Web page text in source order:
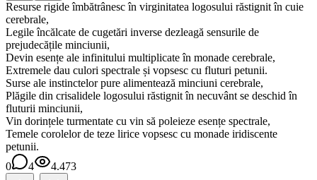
Resurse rigide îmbătrânesc în virginitatea logosului răstignit în cuie
cerebrale,
Legile încălcate de cugetări inverse dezleagă sensurile de
prejudecățile minciunii,
Devin esențe ale infinitului multiplicate în monade cerebrale,
Extremele dau culori spectrale și vopsesc cu fluturi petunii.
Surse ale instinctelor pure alimentează minciuni cerebrale,
Plăgile din crisalidele logosului răstignit în necuvânt se deschid în
fluturii minciunii,
Vin dorințele turmentate cu vin să poleieze esențe spectrale,
Temele corolelor de teze lirice vopsesc cu monade iridiscente
petunii.
0
4
4.473